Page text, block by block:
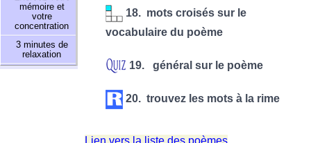
mémoire et
votre
concentration
3 minutes de
relaxation
18. mots croisés sur le
vocabulaire du poème
19. général sur le poème
20. trouvez les mots à la rime
Lien vers la liste des poèmes